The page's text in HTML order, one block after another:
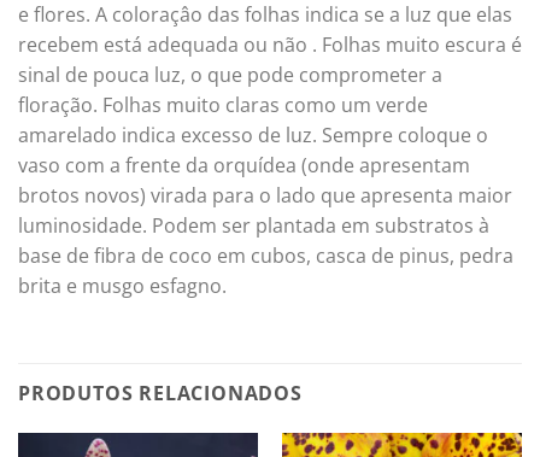
e flores. A coloraçâo das folhas indica se a luz que elas
recebem está adequada ou não . Folhas muito escura é
sinal de pouca luz, o que pode comprometer a
floração. Folhas muito claras como um verde
amarelado indica excesso de luz. Sempre coloque o
vaso com a frente da orquídea (onde apresentam
brotos novos) virada para o lado que apresenta maior
luminosidade. Podem ser plantada em substratos à
base de fibra de coco em cubos, casca de pinus, pedra
brita e musgo esfagno.
PRODUTOS RELACIONADOS